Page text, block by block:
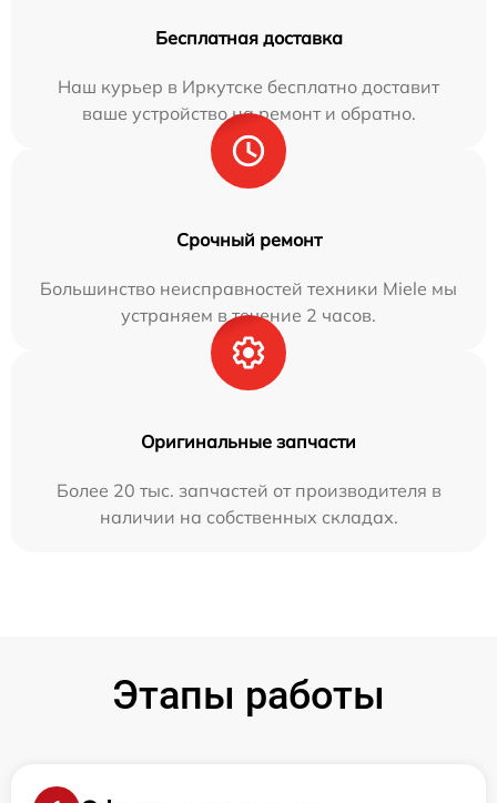
Бесплатная доставка
Наш курьер в Иркутске бесплатно доставит
ваше устройство на ремонт и обратно.
Срочный ремонт
Большинство неисправностей техники Miele мы
устраняем в течение 2 часов.
Оригинальные запчасти
Более 20 тыс. запчастей от производителя в
наличии на собственных складах.
Этапы работы